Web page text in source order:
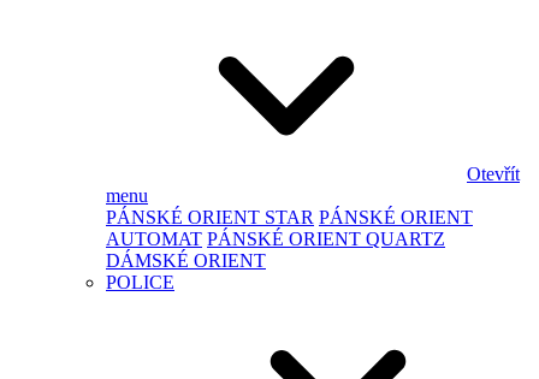
Otevřít
menu
PÁNSKÉ ORIENT STAR PÁNSKÉ ORIENT
AUTOMAT PÁNSKÉ ORIENT QUARTZ
DÁMSKÉ ORIENT
POLICE